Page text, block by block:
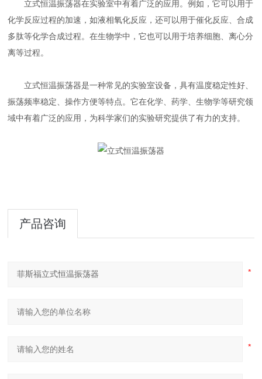
立式恒温振荡器在实验室中有着广泛的应用。例如，它可以用于
化学反应过程的加速，如液相氧化反应，还可以用于催化反应、合成
多肽等化学合成过程。在生物学中，它也可以用于培养细胞、离心分
离等过程。
立式恒温振荡器是一种常见的实验室设备，具有温度稳定性好、
振荡频率稳定、操作方便等特点。它在化学、药学、生物学等研究领
域中有着广泛的应用，为科学家们的实验研究提供了有力的支持。
产品咨询